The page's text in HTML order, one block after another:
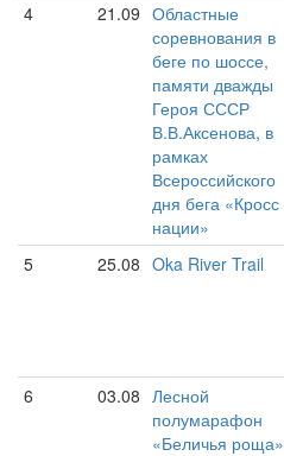
4 21.09 Областные
соревнования в
беге по шоссе,
памяти дважды
Героя СССР
В.В.Аксенова, в
рамках
Всероссийского
дня бега «Кросс
нации»
5 25.08 Oka River Trail
6 03.08 Лесной
полумарафон
«Беличья роща»